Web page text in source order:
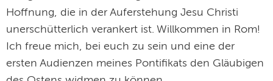
Hoffnung, die in der Auferstehung Jesu Christi
unerschütterlich verankert ist. Willkommen in Rom!
Ich freue mich, bei euch zu sein und eine der
ersten Audienzen meines Pontifikats den Gläubigen